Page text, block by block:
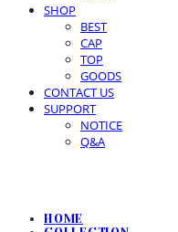
SHOP
BEST
CAP
TOP
GOODS
CONTACT US
SUPPORT
NOTICE
Q&A
HOME